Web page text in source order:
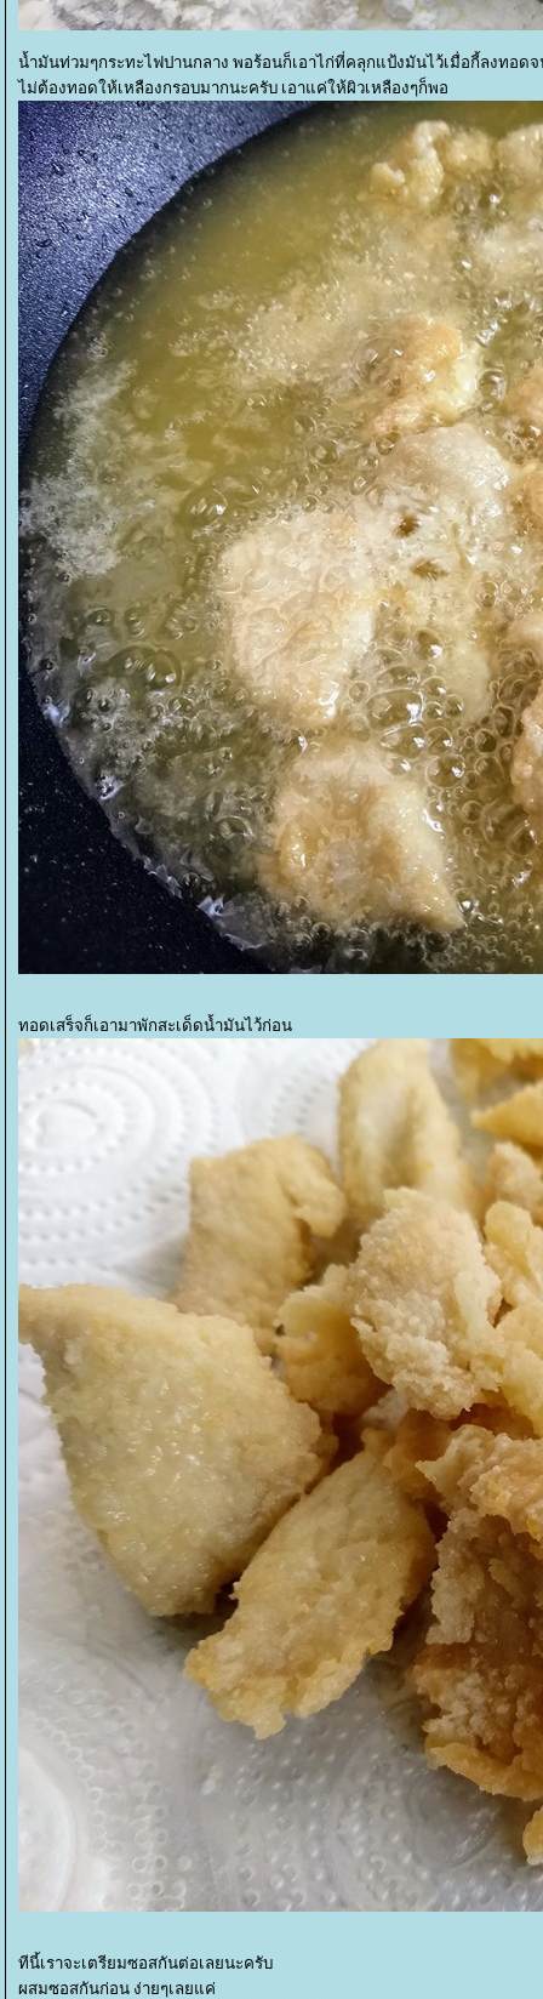
น้ำมันท่วมๆกระทะไฟปานกลาง พอร้อนก็เอาไก่ที่คลุกแป้งมันไว้เมื่อกี้ลงทอด
ไม่ต้องทอดให้เหลืองกรอบมากนะครับ เอาแค่ให้ผิวเหลืองๆก็พอ
ทอดเสร็จก็เอามาพักสะเด็ดน้ำมันไว้ก่อน
ทีนี้เราจะเตรียมซอสกันต่อเลยนะครับ
ผสมซอสกันก่อน ง่ายๆเลยแค่